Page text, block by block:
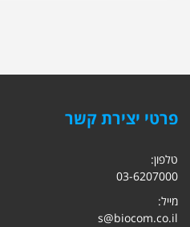
פרטי יצירת קשר
טלפון:
03-6207000
מייל:
s@biocom.co.il